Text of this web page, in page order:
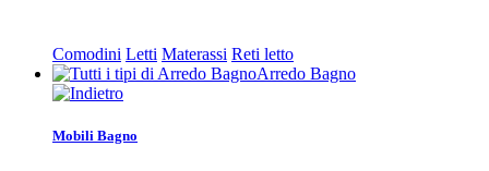
Comodini Letti Materassi Reti letto
Arredo Bagno
Mobili Bagno